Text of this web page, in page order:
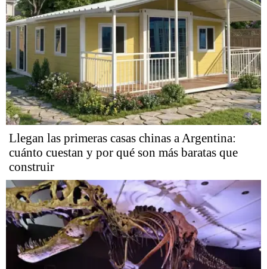
Llegan las primeras casas chinas a Argentina:
cuánto cuestan y por qué son más baratas que
construir